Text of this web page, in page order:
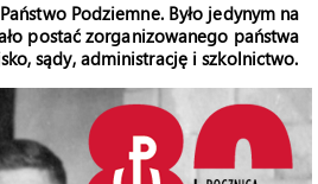
Podziemne. Było jedynym na
postać zorganizowanego państwa
sądy, administrację i szkolnictwo.